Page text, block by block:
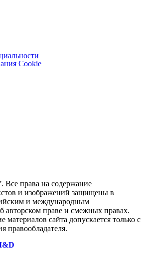
Cookie
права на содержание
и изображений защищены в
и международным
авторском праве и смежных правах.
материалов сайта допускается только с
правообладателя.